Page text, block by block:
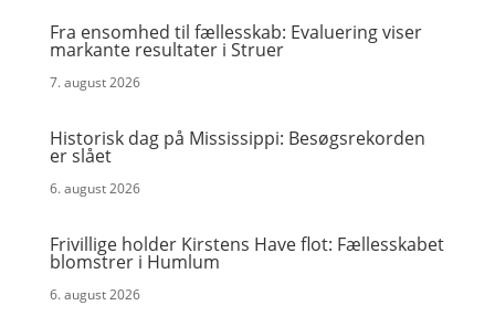
Fra ensomhed til fællesskab: Evaluering viser
markante resultater i Struer
7. august 2026
Historisk dag på Mississippi: Besøgsrekorden
er slået
6. august 2026
Frivillige holder Kirstens Have flot: Fællesskabet
blomstrer i Humlum
6. august 2026